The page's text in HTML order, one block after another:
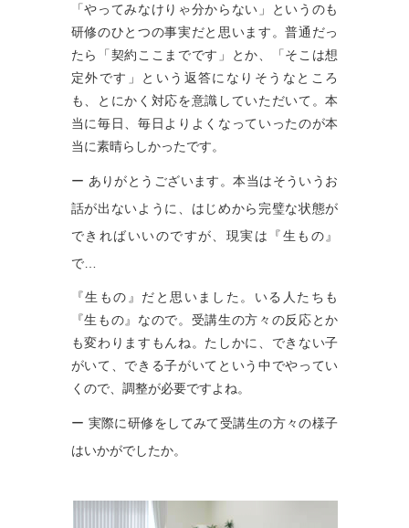
「やってみなけりゃ分からない」というのも
研修のひとつの事実だと思います。普通だっ
たら「契約ここまでです」とか、「そこは想
定外です」という返答になりそうなところ
も、とにかく対応を意識していただいて。本
当に毎日、毎日よりよくなっていったのが本
当に素晴らしかったです。
ー ありがとうございます。本当はそういうお
話が出ないように、はじめから完璧な状態が
できればいいのですが、現実は『生もの』
で…
『生もの』だと思いました。いる人たちも
『生もの』なので。受講生の方々の反応とか
も変わりますもんね。たしかに、できない子
がいて、できる子がいてという中でやってい
くので、調整が必要ですよね。
ー 実際に研修をしてみて受講生の方々の様子
はいかがでしたか。